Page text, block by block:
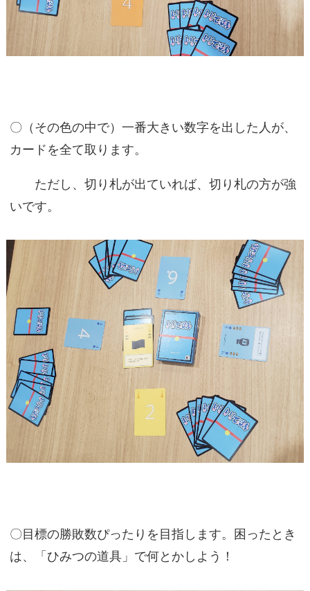
〇（その色の中で）一番大きい数字を出した人が、
カードを全て取ります。
ただし、切り札が出ていれば、切り札の方が強
いです。
〇目標の勝敗数ぴったりを目指します。困ったとき
は、「ひみつの道具」で何とかしよう！